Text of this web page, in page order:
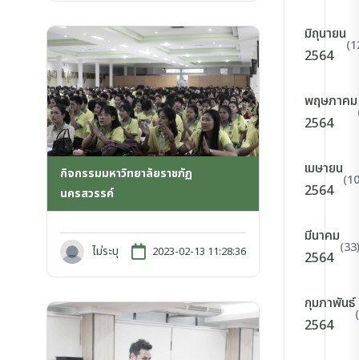
กิจกรรมมหาวิทยาลัยราชภัฏ
นครสวรรค์
ไม่ระบุ 2023-02-13 11:28:36
มิถุนายน
2564
พฤษภาคม
2564
เมษายน
2564
มีนาคม
2564
(33)
กุมภาพันธ์
2564